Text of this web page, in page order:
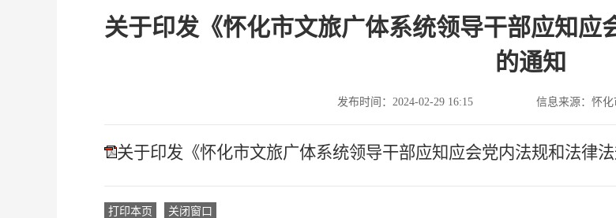
关于印发《怀化市文旅广体系统领导干部应知应
的通知
发布时间：2024-02-29 16:15 信息来源：怀
关于印发《怀化市文旅广体系统领导干部应知应会党内法规和法律
打印本页 关闭窗口